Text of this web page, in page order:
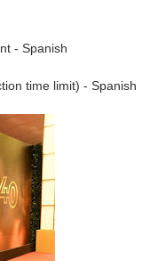
- Spanish
time limit) - Spanish